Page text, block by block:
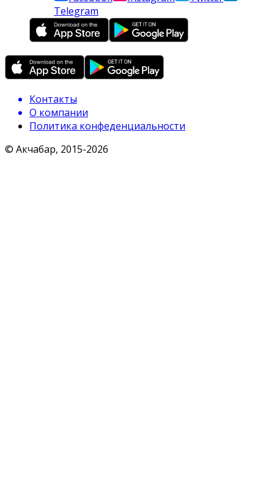
Telegram
Контакты
О компании
Политика конфеденциальности
© Акчабар, 2015-2026